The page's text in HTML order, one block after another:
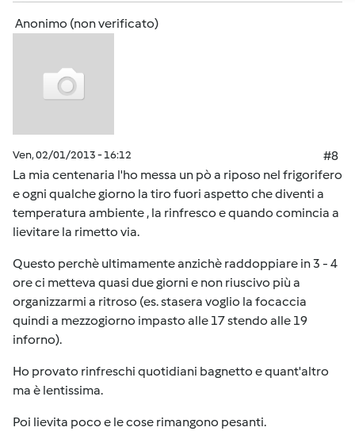
Anonimo (non verificato)
Ven, 02/01/2013 - 16:12
#8
La mia centenaria l'ho messa un pò a riposo nel frigorifero
e ogni qualche giorno la tiro fuori aspetto che diventi a
temperatura ambiente , la rinfresco e quando comincia a
lievitare la rimetto via.
Questo perchè ultimamente anzichè raddoppiare in 3 - 4
ore ci metteva quasi due giorni e non riuscivo più a
organizzarmi a ritroso (es. stasera voglio la focaccia
quindi a mezzogiorno impasto alle 17 stendo alle 19
inforno).
Ho provato rinfreschi quotidiani bagnetto e quant'altro
ma è lentissima.
Poi lievita poco e le cose rimangono pesanti.